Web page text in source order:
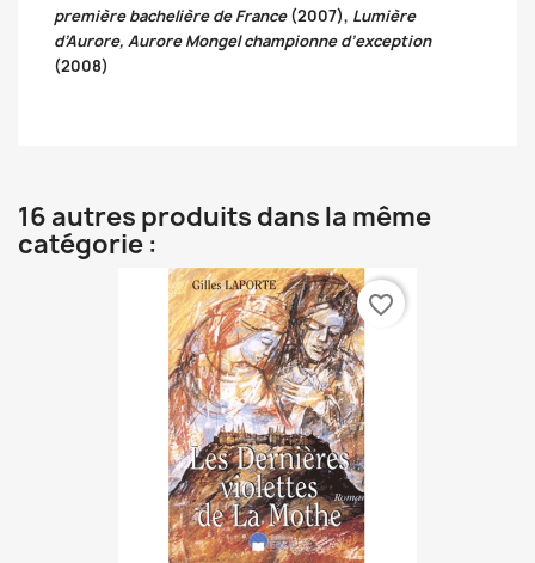
première bachelière de France(2007), Lumière
d’Aurore, Aurore Mongel championne d’exception
(2008)
16 autres produits dans la même
catégorie :
favorite_border